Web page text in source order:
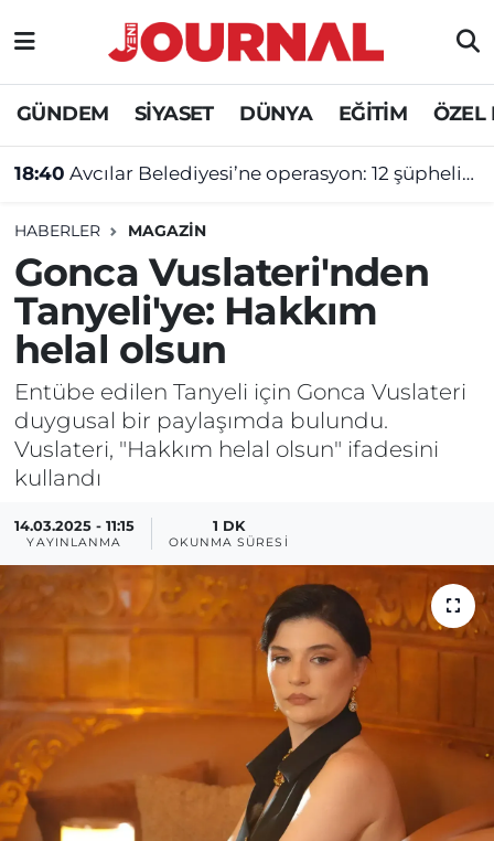
GÜNDEM SİYASET DÜNYA EĞİTİM ÖZEL
18:40 Avcılar Belediyesi’ne operasyon: 12 şüpheliye tutuklama talebi
HABERLER MAGAZİN
Gonca Vuslateri'nden
Tanyeli'ye: Hakkım
helal olsun
Entübe edilen Tanyeli için Gonca Vuslateri
duygusal bir paylaşımda bulundu.
Vuslateri, "Hakkım helal olsun" ifadesini
kullandı
14.03.2025 - 11:15
YAYINLANMA
1 DK
OKUNMA SÜRESI
GÜNDEM
SİYASET
EĞİTİM
ÖZEL HABER
Nöbetçi Eczaneler
Hava Durumu
Süper Lig Puan Durumu ve Fikstür
Tüm Manşetler
Son Dakika Haberleri
Haber Arşivi